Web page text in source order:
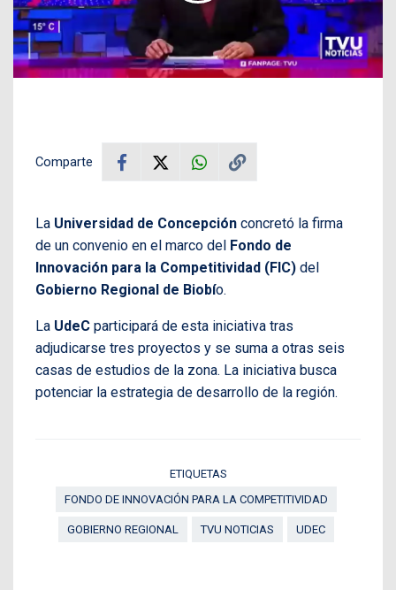
Comparte
La Universidad de Concepción concretó la firma
de un convenio en el marco del Fondo de
Innovación para la Competitividad (FIC) del
Gobierno Regional de Biobío.
La UdeC participará de esta iniciativa tras
adjudicarse tres proyectos y se suma a otras seis
casas de estudios de la zona. La iniciativa busca
potenciar la estrategia de desarrollo de la región.
ETIQUETAS
FONDO DE INNOVACIÓN PARA LA COMPETITIVIDAD
GOBIERNO REGIONAL TVU NOTICIAS UDEC